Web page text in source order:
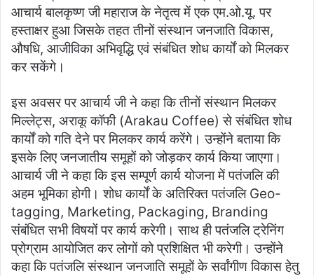
आचार्य बालकृष्ण जी महाराज के नेतृत्व में एक एम.ओ.यू. पर
हस्ताक्षर हुआ जिसके तहत तीनों संस्थान जनजाति विकास,
औषधि, आजीविका अभिवृद्धि एवं संबंधित शोध कार्यों को मिलकर
कर सकेंगे।
इस अवसर पर आचार्य जी ने कहा कि तीनों संस्थान मिलकर
मिल्लेट्स, अराकू कॉफी (Arakau Coffee) से संबंधित शोध
कार्यों को गति देने पर मिलकर कार्य करेंगे। उन्होंने बताया कि
इसके लिए जनजातीय समूहों को जोड़कर कार्य किया जाएगा।
आचार्य जी ने कहा कि इस सम्पूर्ण कार्य योजना में पतंजलि की
अहम भूमिका होगी। शोध कार्यों के अतिरिक्त पतंजलि Geo-
tagging, Marketing, Packaging, Branding
संबंधित सभी विषयों पर कार्य करेगी। साथ ही पतंजलि ट्रेनिंग
प्रोग्राम आयोजित कर लोगों को प्रशिक्षित भी करेगी। उन्होंने
कहा कि पतंजलि संस्थान जनजाति समूहों के सर्वांगीण विकास हेतु